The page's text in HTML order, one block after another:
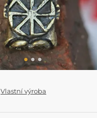
Vlastní výroba